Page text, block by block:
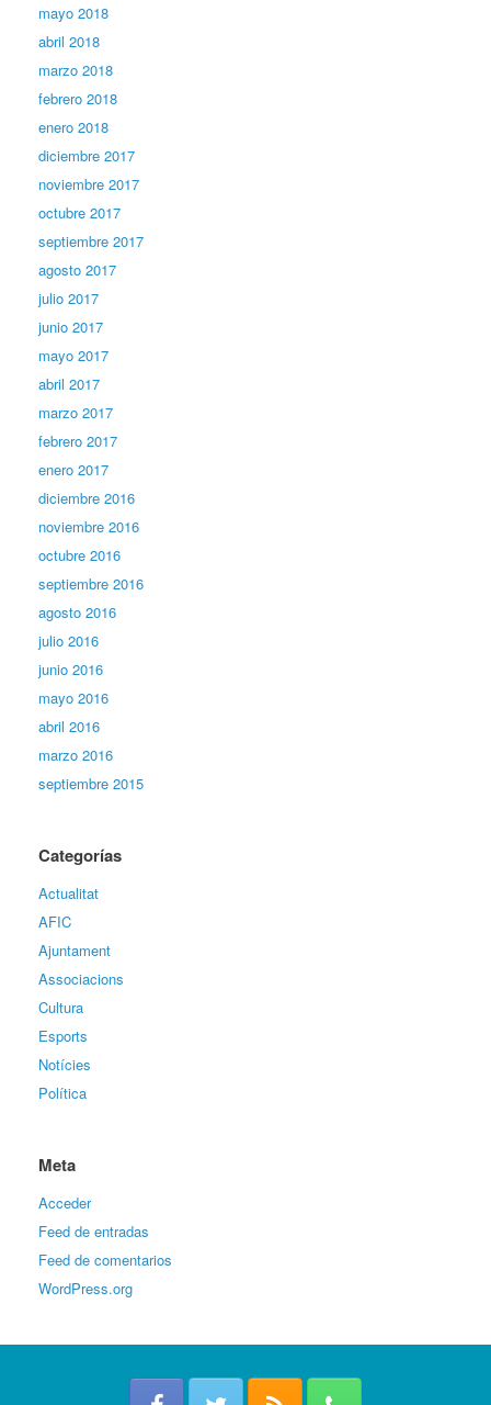
mayo 2018
abril 2018
marzo 2018
febrero 2018
enero 2018
diciembre 2017
noviembre 2017
octubre 2017
septiembre 2017
agosto 2017
julio 2017
junio 2017
mayo 2017
abril 2017
marzo 2017
febrero 2017
enero 2017
diciembre 2016
noviembre 2016
octubre 2016
septiembre 2016
agosto 2016
julio 2016
junio 2016
mayo 2016
abril 2016
marzo 2016
septiembre 2015
Categorías
Actualitat
AFIC
Ajuntament
Associacions
Cultura
Esports
Notícies
Política
Meta
Acceder
Feed de entradas
Feed de comentarios
WordPress.org